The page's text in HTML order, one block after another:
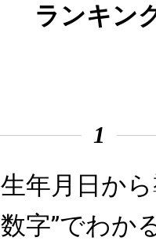
ランキン
1
生年月日か
数字”でわか